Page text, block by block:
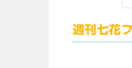
週刊七花